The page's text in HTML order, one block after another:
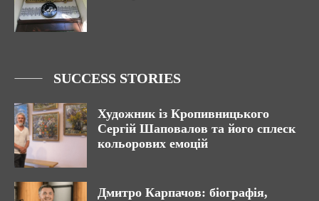
SUCCESS STORIES
Художник із Кропивницького
Сергій Шаповалов та його сплеск
кольорових емоцій
Дмитро Карпачов: біографія,